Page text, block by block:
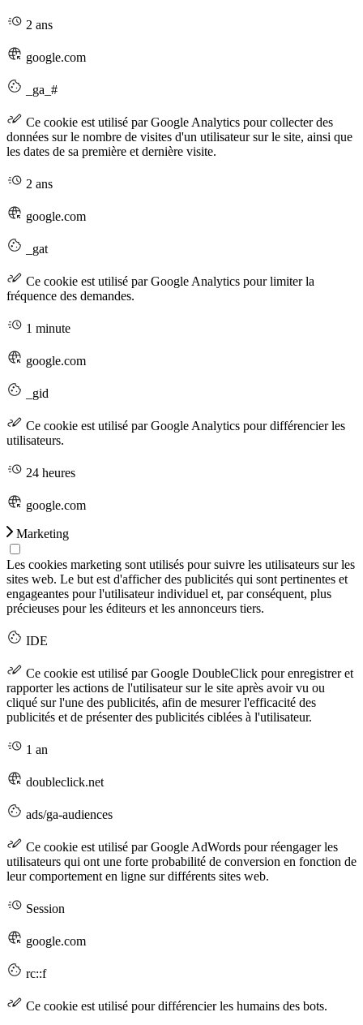
2 ans
google.com
_ga_#
Ce cookie est utilisé par Google Analytics pour collecter des
données sur le nombre de visites d'un utilisateur sur le site, ainsi que
les dates de sa première et dernière visite.
2 ans
google.com
_gat
Ce cookie est utilisé par Google Analytics pour limiter la
fréquence des demandes.
1 minute
google.com
_gid
Ce cookie est utilisé par Google Analytics pour différencier les
utilisateurs.
24 heures
google.com
Marketing
Les cookies marketing sont utilisés pour suivre les utilisateurs sur les
sites web. Le but est d'afficher des publicités qui sont pertinentes et
engageantes pour l'utilisateur individuel et, par conséquent, plus
précieuses pour les éditeurs et les annonceurs tiers.
IDE
Ce cookie est utilisé par Google DoubleClick pour enregistrer et
rapporter les actions de l'utilisateur sur le site après avoir vu ou
cliqué sur l'une des publicités, afin de mesurer l'efficacité des
publicités et de présenter des publicités ciblées à l'utilisateur.
1 an
doubleclick.net
ads/ga-audiences
Ce cookie est utilisé par Google AdWords pour réengager les
utilisateurs qui ont une forte probabilité de conversion en fonction de
leur comportement en ligne sur différents sites web.
Session
google.com
rc::f
Ce cookie est utilisé pour différencier les humains des bots.